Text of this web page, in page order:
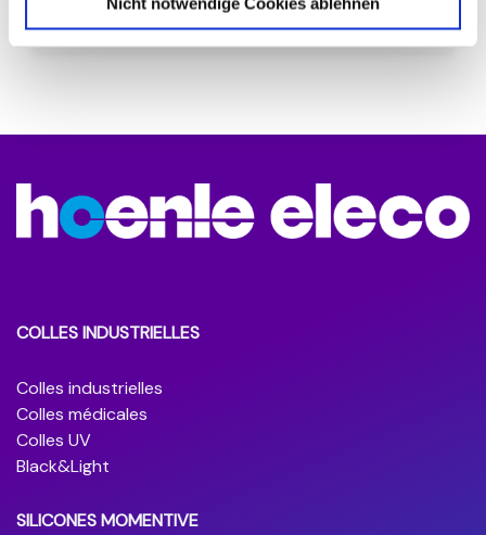
COLLES INDUSTRIELLES
Colles industrielles
Colles médicales
Colles UV
Black&Light
SILICONES MOMENTIVE